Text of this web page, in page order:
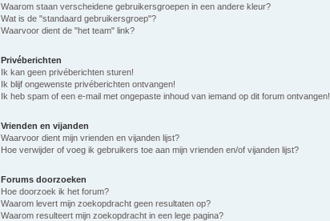
Waarom staan verscheidene gebruikersgroepen in een andere kleur?
Wat is de "standaard gebruikersgroep"?
Waarvoor dient de "het team" link?
Privéberichten
Ik kan geen privéberichten sturen!
Ik blijf ongewenste privéberichten ontvangen!
Ik heb spam of een e-mail met ongepaste inhoud van iemand op dit forum ontvangen!
Vrienden en vijanden
Waarvoor dient mijn vrienden en vijanden lijst?
Hoe verwijder of voeg ik gebruikers toe aan mijn vrienden en/of vijanden lijst?
Forums doorzoeken
Hoe doorzoek ik het forum?
Waarom levert mijn zoekopdracht geen resultaten op?
Waarom resulteert mijn zoekopdracht in een lege pagina?